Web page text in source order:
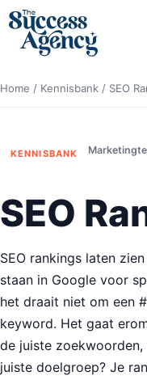
Home / Kennisbank / SEO
KENNISBANK
SEO
SEO rankings laten
staan in Google voor
het draait niet om een
keyword. Het gaat
de juiste
juiste doelgroep? Je